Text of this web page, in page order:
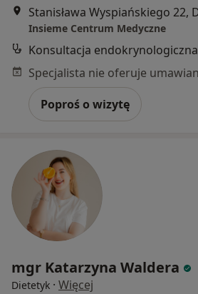
Insieme Centrum Medyczne
Konsultacja endokrynologiczna
Poproś o wizytę
mgr Katarzyna Waldera
Dietetyk · Więcej